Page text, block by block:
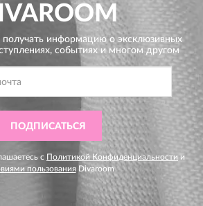
информацию о эксклюзивных
событиях и многом другом
ПОДПИСАТЬСЯ
с Политикой Конфиденциальности и
пользования Divaroom